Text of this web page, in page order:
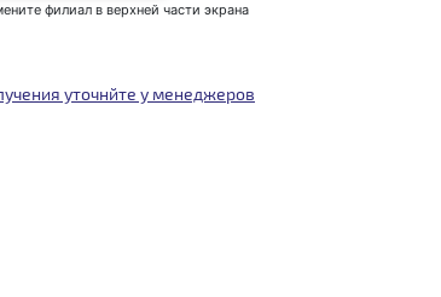
филиал в верхней части экрана
уточнйте у менеджеров